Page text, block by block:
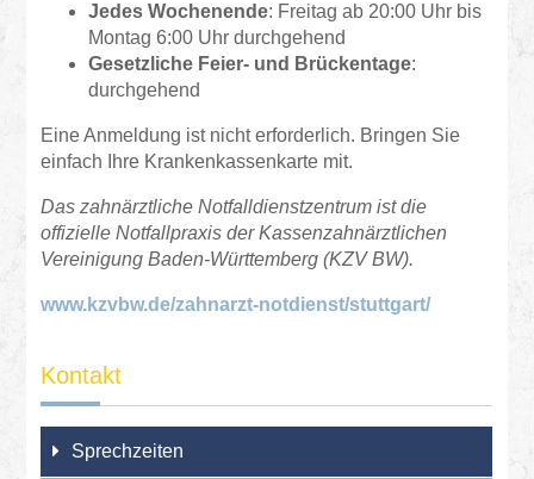
Jedes Wochenende: Freitag ab 20:00 Uhr bis
Montag 6:00 Uhr durchgehend
Gesetzliche Feier- und Brückentage:
durchgehend
Eine Anmeldung ist nicht erforderlich. Bringen Sie
einfach Ihre Krankenkassenkarte mit.
Das zahnärztliche Notfalldienstzentrum ist die
offizielle Notfallpraxis der Kassenzahnärztlichen
Vereinigung Baden-Württemberg (KZV BW).
www.kzvbw.de/zahnarzt-notdienst/stuttgart/
Kontakt
Sprechzeiten